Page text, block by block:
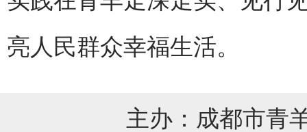
亮人民群众幸福生活。
主办：成都市青